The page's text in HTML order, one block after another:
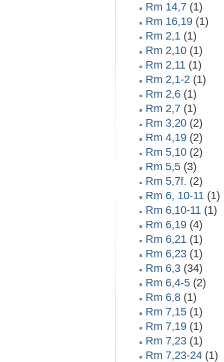
Rm 14,7 (1)
Rm 16,19 (1)
Rm 2,1 (1)
Rm 2,10 (1)
Rm 2,11 (1)
Rm 2,1-2 (1)
Rm 2,6 (1)
Rm 2,7 (1)
Rm 3,20 (2)
Rm 4,19 (2)
Rm 5,10 (2)
Rm 5,5 (3)
Rm 5,7f. (2)
Rm 6, 10-11 (1)
Rm 6,10-11 (1)
Rm 6,19 (4)
Rm 6,21 (1)
Rm 6,23 (1)
Rm 6,3 (34)
Rm 6,4-5 (2)
Rm 6,8 (1)
Rm 7,15 (1)
Rm 7,19 (1)
Rm 7,23 (1)
Rm 7,23-24 (1)